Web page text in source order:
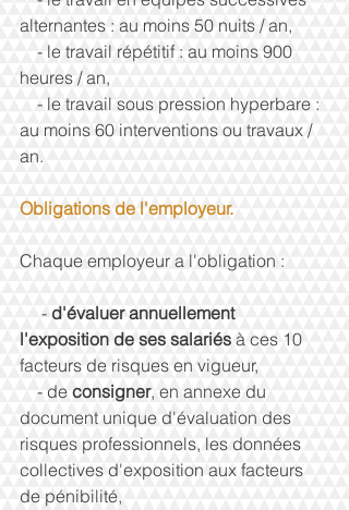
alternantes : au moins 50 nuits / an,
heures / an,
au moins 60 interventions ou travaux /
an.
Obligations de l'employeur.
Chaque employeur a l'obligation :
     -
d'évaluer annuellement
l'exposition de ses salariés à ces 10
facteurs de risques en vigueur,
    - de
consigner, en annexe du
document unique d'évaluation des
risques professionnels, les données
collectives d'exposition aux facteurs
de pénibilité,